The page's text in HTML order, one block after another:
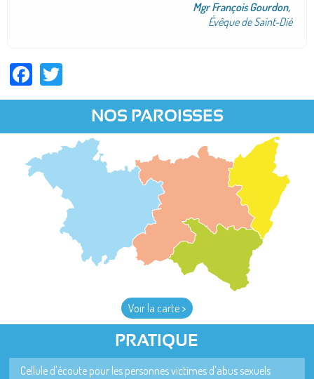
Mgr François Gourdon,
Évêque de Saint-Dié
Facebook
NOS PAROISSES
Voir la carte >
PRATIQUE
Cellule d'écoute pour les personnes victimes d'abus sexuels